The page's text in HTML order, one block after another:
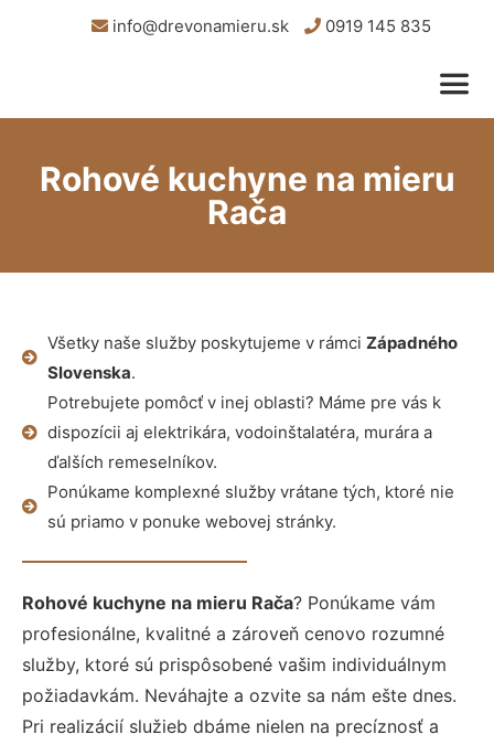
info@drevonamieru.sk 0919 145 835
Rohové kuchyne na mieru
Rača
Všetky naše služby poskytujeme v rámci Západného
Slovenska.
Potrebujete pomôcť v inej oblasti? Máme pre vás k
dispozícii aj elektrikára, vodoinštalatéra, murára a
ďalších remeselníkov.
Ponúkame komplexné služby vrátane tých, ktoré nie
sú priamo v ponuke webovej stránky.
Rohové kuchyne na mieru Rača? Ponúkame vám
profesionálne, kvalitné a zároveň cenovo rozumné
služby, ktoré sú prispôsobené vašim individuálnym
požiadavkám. Neváhajte a ozvite sa nám ešte dnes.
Pri realizácií služieb dbáme nielen na precíznosť a